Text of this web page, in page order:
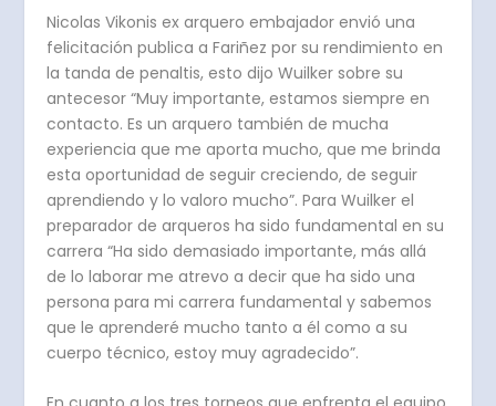
Nicolas Vikonis ex arquero embajador envió una
felicitación publica a Fariñez por su rendimiento en
la tanda de penaltis, esto dijo Wuilker sobre su
antecesor “Muy importante, estamos siempre en
contacto. Es un arquero también de mucha
experiencia que me aporta mucho, que me brinda
esta oportunidad de seguir creciendo, de seguir
aprendiendo y lo valoro mucho”. Para Wuilker el
preparador de arqueros ha sido fundamental en su
carrera “Ha sido demasiado importante, más allá
de lo laborar me atrevo a decir que ha sido una
persona para mi carrera fundamental y sabemos
que le aprenderé mucho tanto a él como a su
cuerpo técnico, estoy muy agradecido”.